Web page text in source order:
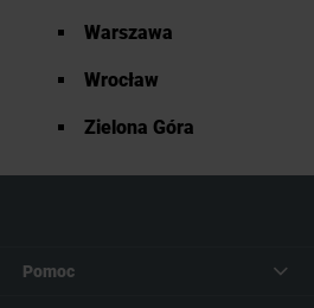
Warszawa
Wrocław
Zielona Góra
Pomoc